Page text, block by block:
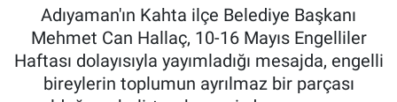
Adıyaman'ın Kahta ilçe Belediye Başkanı
Mehmet Can Hallaç, 10-16 Mayıs Engelliler
Haftası dolayısıyla yayımladığı mesajda, engelli
bireylerin toplumun ayrılmaz bir parçası
Gündem
Asayiş
Tüm Manşetler
Son Dakika Haberleri